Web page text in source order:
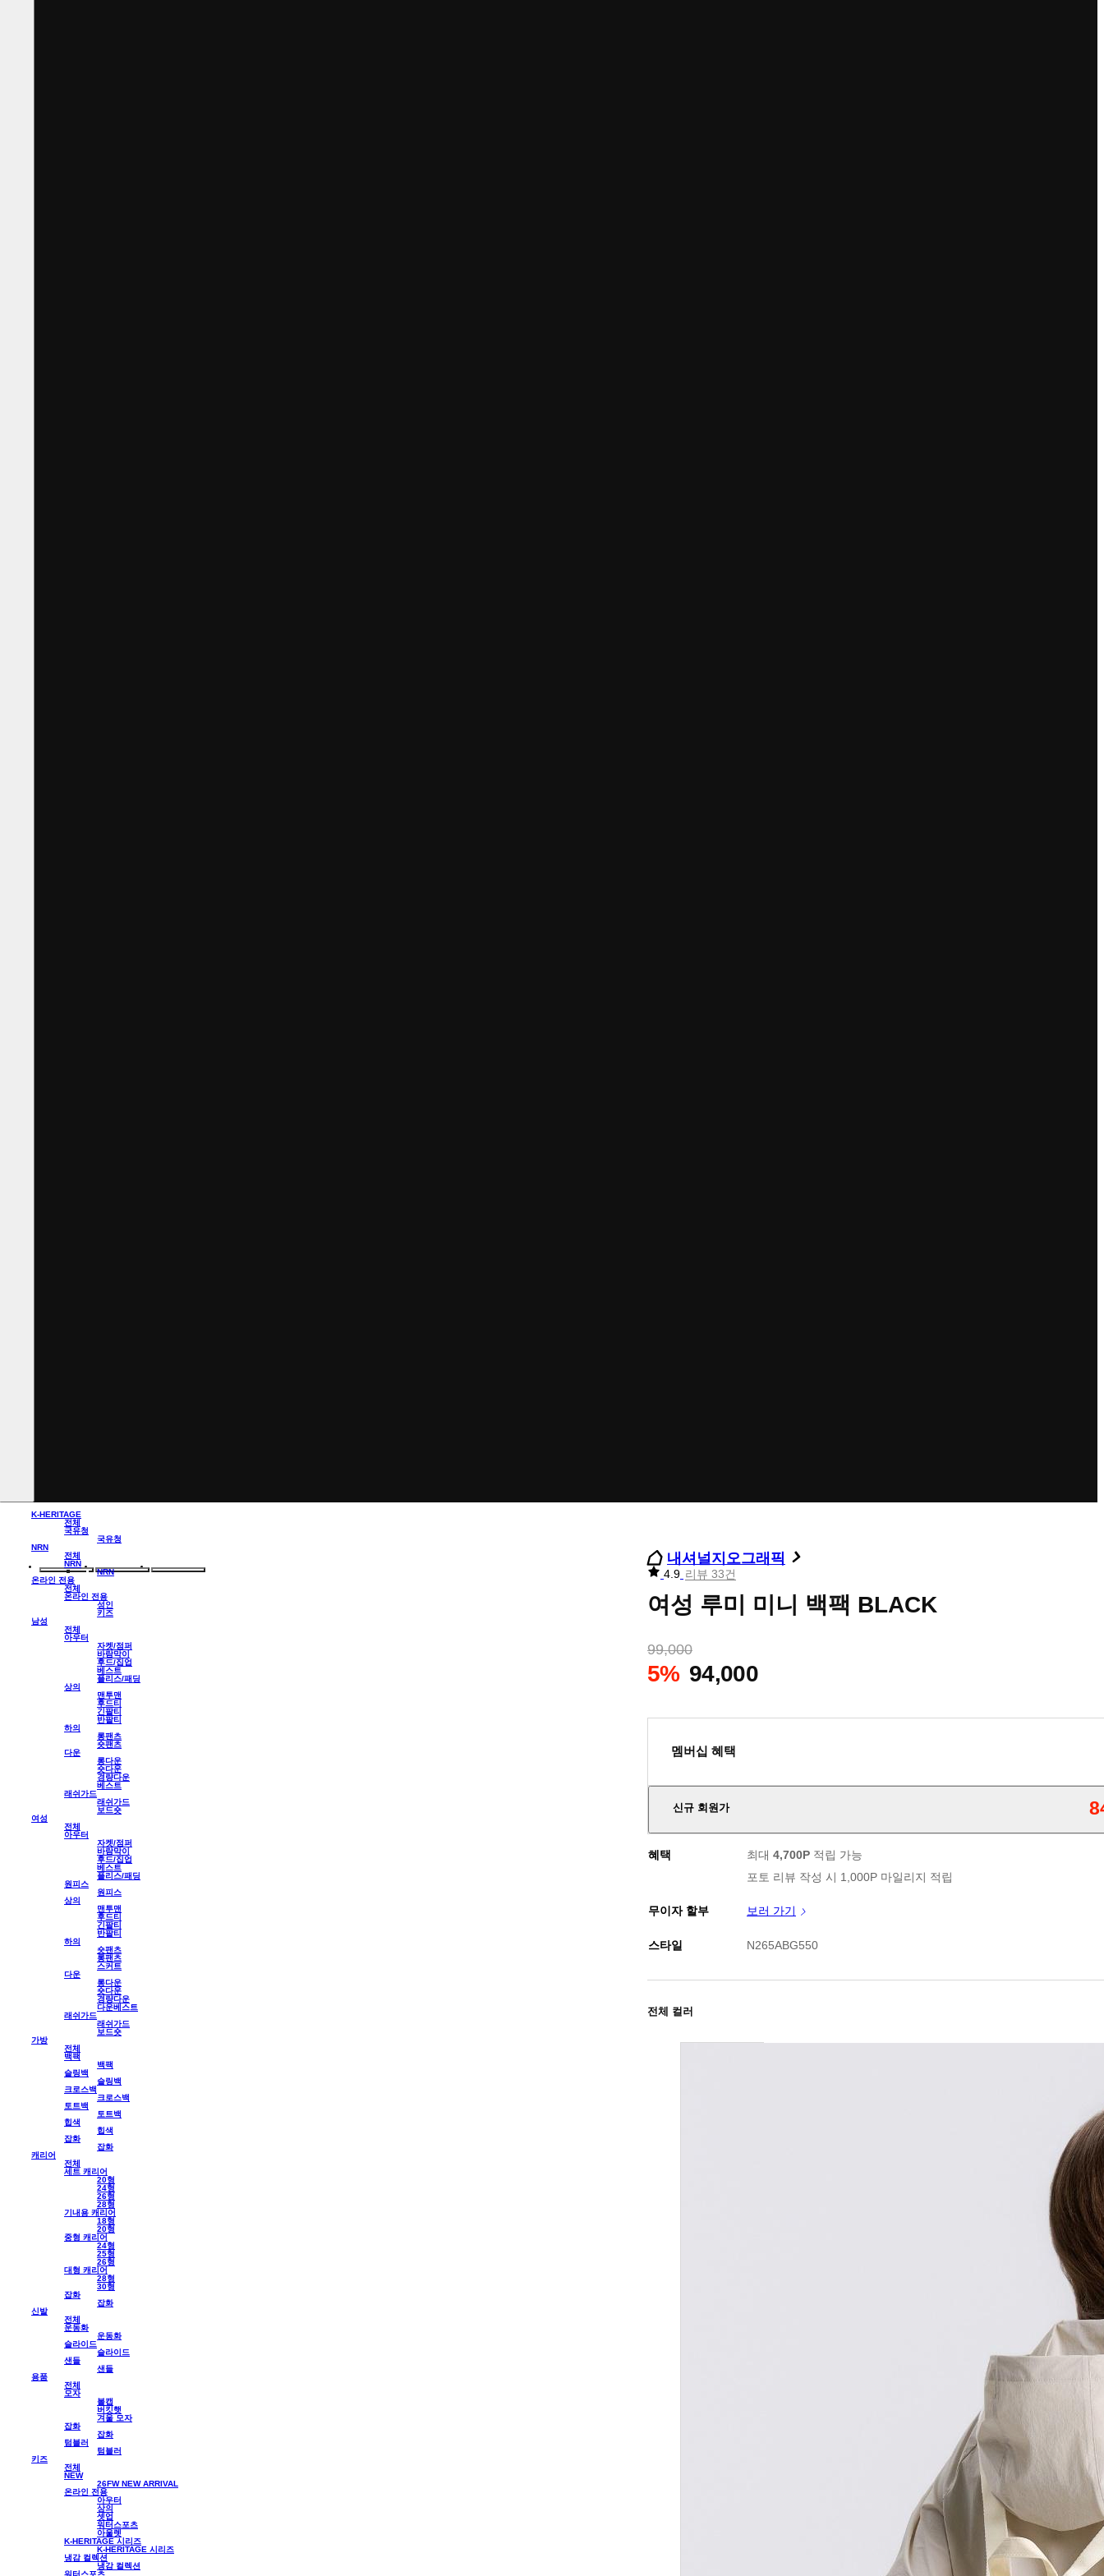
K-HERITAGE
전체
국유청
국유청
NRN
전체
NRN
NRN
온라인 전용
전체
온라인 전용
성인
키즈
남성
전체
아우터
자켓/점퍼
바람막이
후드/집업
베스트
플리스/패딩
상의
맨투맨
후드티
긴팔티
반팔티
하의
롱팬츠
숏팬츠
다운
롱다운
숏다운
경량다운
베스트
래쉬가드
래쉬가드
보드숏
여성
전체
아우터
자켓/점퍼
바람막이
후드/집업
베스트
플리스/패딩
원피스
원피스
상의
맨투맨
후드티
긴팔티
반팔티
하의
숏팬츠
롱팬츠
스커트
다운
롱다운
숏다운
경량다운
다운베스트
래쉬가드
래쉬가드
보드숏
가방
전체
백팩
백팩
슬링백
슬링백
크로스백
크로스백
토트백
토트백
힙색
힙색
잡화
잡화
캐리어
전체
세트 캐리어
20형
24형
26형
28형
기내용 캐리어
18형
20형
중형 캐리어
24형
25형
26형
대형 캐리어
28형
30형
잡화
잡화
신발
전체
운동화
운동화
슬라이드
슬라이드
샌들
샌들
용품
전체
모자
볼캡
버킷햇
겨울 모자
잡화
잡화
텀블러
텀블러
키즈
전체
NEW
26FW NEW ARRIVAL
온라인 전용
아우터
상의
셋업
워터스포츠
아울렛
K-HERITAGE 시리즈
K-HERITAGE 시리즈
냉감 컬렉션
냉감 컬렉션
워터스포츠
내셔널지오그래픽
리
별
점
4.9 리뷰 33건
여성 루미 미니 백팩 BLACK
99,000
5% 94,000
멤버십 혜택
신규 회원가
판매가
신규 가입 쿠폰 1만원(3만원 이상 구매시)
혜택 최대 4,700P 적립 가능
포토 리뷰 작성 시 1,000P 마일리지 적립
무이자 할부 보러 가기
스타일 N265ABG550
전체 컬러